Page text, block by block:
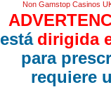
Non Gamstop Casinos
está dirigida
para
requiere